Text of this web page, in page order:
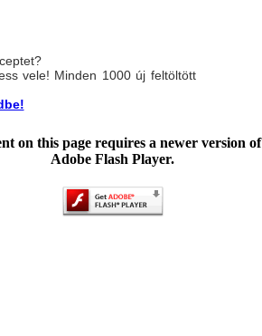
vele! Minden 1000 új feltöltött
on this page requires a newer version of
Adobe Flash Player.